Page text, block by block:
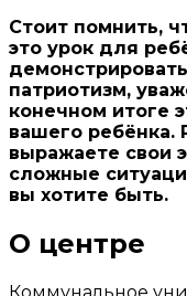
Стоит помнить,
это урок для
патриотизм,
конечном итоге
вашего ребёнка.
выражаете свои
сложные
вы хотите быть.
О центре
Коммунальное